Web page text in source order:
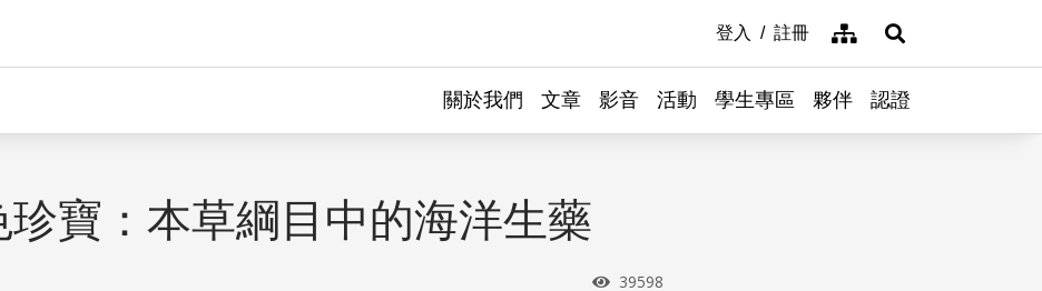
登入 註冊 網站導覽展開搜尋
關於我們 文章 影音 活動 學生專區 夥伴 認證
珍寶：本草綱目中的海洋生藥
瀏覽次數
39598